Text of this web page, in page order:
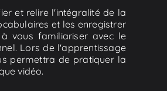
et relire l'intégralité de la
et les enregistrer
vous familiariser avec le
Lors de l'apprentissage
permettra de pratiquer la
vidéo.